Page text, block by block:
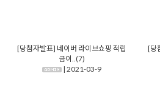
[당첨자발표] 네이버 라이브쇼핑 적립
금이..(7)
| 2021-03-9
[당